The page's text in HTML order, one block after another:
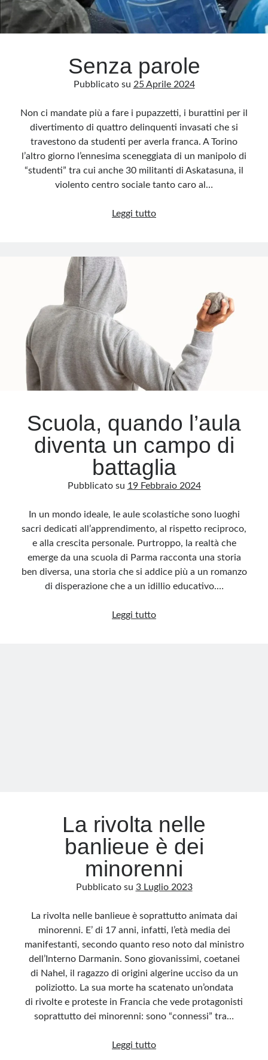
Senza parole
Pubblicato su 25 Aprile 2024
Non ci mandate più a fare i pupazzetti, i burattini per il
divertimento di quattro delinquenti invasati che si
travestono da studenti per averla franca. A Torino
l’altro giorno l’ennesima sceneggiata di un manipolo di
“studenti” tra cui anche 30 militanti di Askatasuna, il
violento centro sociale tanto caro al…
Leggi tuttoSenza
Scuola, quando l’aula
diventa un campo di
battaglia
Pubblicato su 19 Febbraio 2024
In un mondo ideale, le aule scolastiche sono luoghi
sacri dedicati all’apprendimento, al rispetto reciproco,
e alla crescita personale. Purtroppo, la realtà che
emerge da una scuola di Parma racconta una storia
ben diversa, una storia che si addice più a un romanzo
di disperazione che a un idillio educativo.…
Leggi tuttoScuola,
La rivolta nelle
banlieue è dei
minorenni
Pubblicato su 3 Luglio 2023
La rivolta nelle banlieue è soprattutto animata dai
minorenni. E’ di 17 anni, infatti, l’età media dei
manifestanti, secondo quanto reso noto dal ministro
dell’Interno Darmanin. Sono giovanissimi, coetanei
di Nahel, il ragazzo di origini algerine ucciso da un
poliziotto. La sua morte ha scatenato un’ondata
di rivolte e proteste in Francia che vede protagonisti
soprattutto dei minorenni: sono “connessi” tra…
Leggi tuttoLa